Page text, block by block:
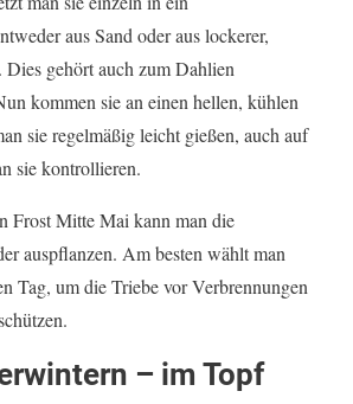
aus Sand oder aus lockerer,
Dies gehört auch zum Dahlien
kommen sie an einen hellen, kühlen
sie regelmäßig leicht gießen, auch auf
sie kontrollieren.
Frost Mitte Mai kann man die
auspflanzen. Am besten wählt man
Tag, um die Triebe vor Verbrennungen
– im Topf